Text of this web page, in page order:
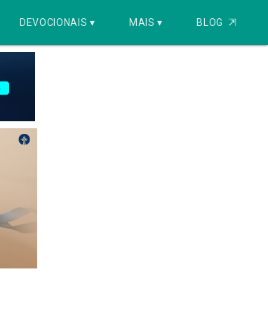
DEVOCIONAIS ▾ MAIS ▾ BLOG ⇱